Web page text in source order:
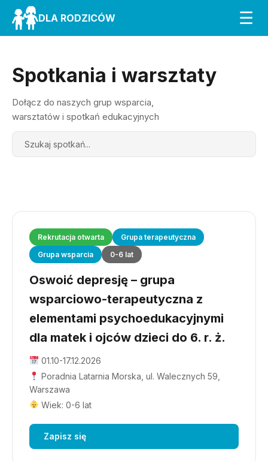
DLA RODZICÓW ☰
Spotkania i warsztaty
Dołącz do naszych grup wsparcia,
warsztatów i spotkań edukacyjnych
Search
Rekrutacja otwarta
Grupa terapeutyczna
Grupa wsparcia
0-6 lat
Oswoić depresję – grupa
wsparciowo-terapeutyczna z
elementami psychoedukacyjnymi
dla matek i ojców dzieci do 6. r. ż.
01.10-17.12.2026
Poradnia Latarnia Morska, ul. Walecznych 59,
Warszawa
Wiek: 0-6 lat
Zapisz się